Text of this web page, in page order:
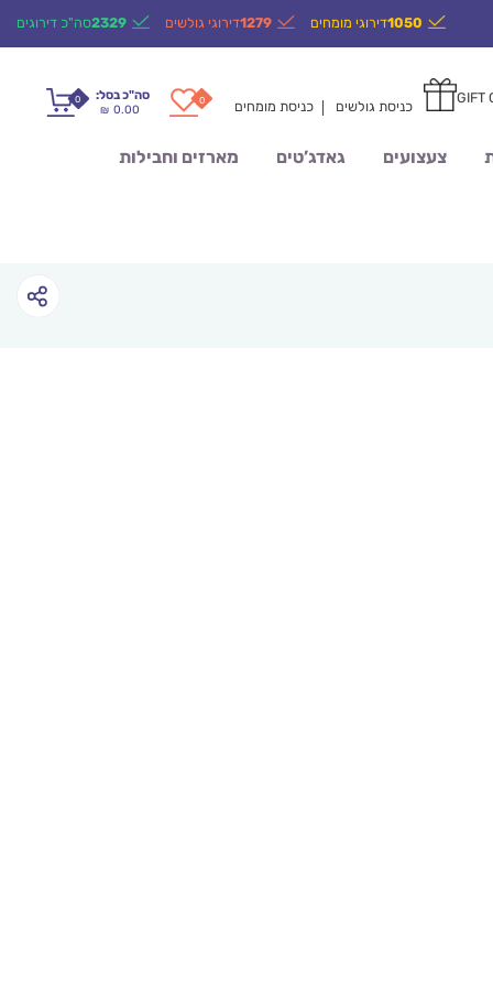
1050דירוגי מומחים 1279דירוגי גולשים 2329סה"כ דירוגים
GIFT כניסת גולשים כניסת מומחים 0
0 סה"כ בסל:
₪ 0.00
צעצועים גאדג’טים מארזים וחבילות